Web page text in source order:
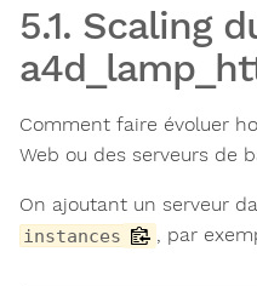
5.1. Scaling
Comment faire évoluer
Web ou des serveurs de
On ajoutant un serveur
instances , par